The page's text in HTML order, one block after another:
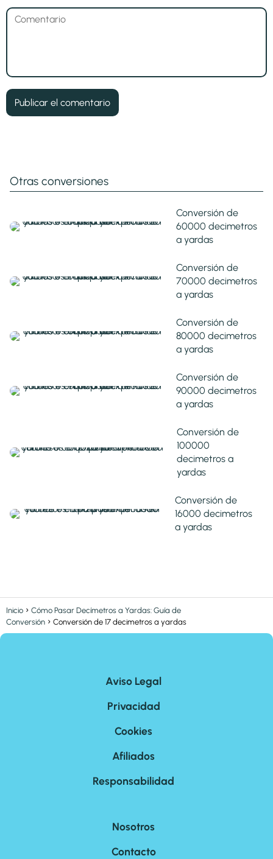
Otras conversiones
Conversión de
60000 decimetros
a yardas
Conversión de
70000 decimetros
a yardas
Conversión de
80000 decimetros
a yardas
Conversión de
90000 decimetros
a yardas
Conversión de
100000
decimetros a
yardas
Conversión de
16000 decimetros
a yardas
Inicio
Cómo Pasar Decímetros a Yardas: Guía de
Conversión
Conversión de 17 decimetros a yardas
Aviso Legal
Privacidad
Cookies
Afiliados
Responsabilidad
Nosotros
Contacto